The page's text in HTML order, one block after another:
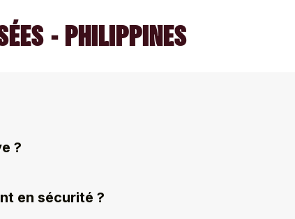
- PHILIPPINES
?
en sécurité ?